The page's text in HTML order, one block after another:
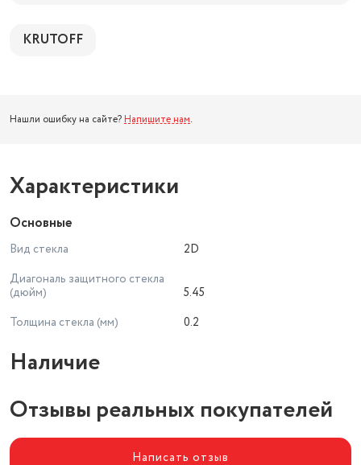
KRUTOFF
Нашли ошибку на сайте? Напишите нам.
Характеристики
Основные
Вид стекла
2D
Диагональ защитного стекла
(дюйм)
5.45
Толщина стекла (мм)
0.2
Наличие
Отзывы реальных покупателей
Написать отзыв